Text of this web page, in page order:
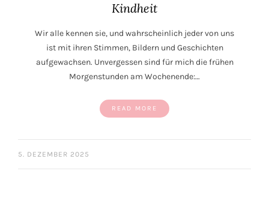
Kindheit
Wir alle kennen sie, und wahrscheinlich jeder von uns
ist mit ihren Stimmen, Bildern und Geschichten
aufgewachsen. Unvergessen sind für mich die frühen
Morgenstunden am Wochenende:…
READ MORE
5. DEZEMBER 2025